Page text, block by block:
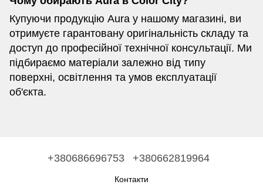
Купуючи продукцію Aura у нашому магазині, ви
отримуєте гарантовану оригінальність складу та
доступ до професійної технічної консультації. Ми
підбираємо матеріали залежно від типу
поверхні, освітлення та умов експлуатації
об'єкта.
+380686696753 +380662819964
Контакти